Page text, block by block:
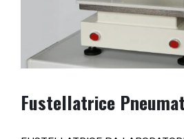
Fustellatrice